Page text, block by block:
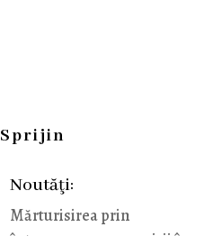
Sprijin
Noutăţi:
Mărturisirea prin